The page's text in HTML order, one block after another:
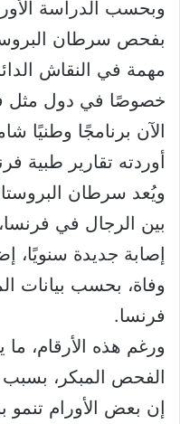
وبحسب الدراسة
بفحص سرطان
مهمة في النقاش
خصوصًا في دول مثل
الآن برنامجًا وطنيًا
أوردته تقارير طبية
ويُعد سرطان
وفاة، بحسب بيانات
فرنسا.
ورغم هذه الأرقام،
الفحص المبكر، بسبب
إن بعض الأورام